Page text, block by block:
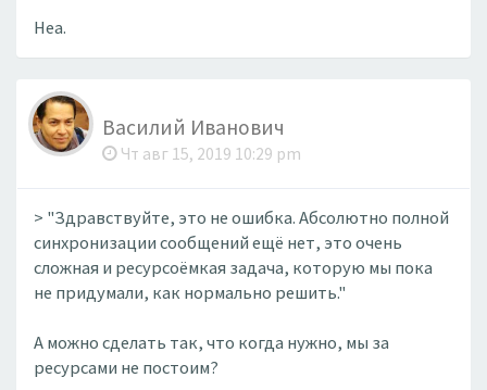
Неа.
Василий Иванович
Чт авг 15, 2019 10:29 pm
> "Здравствуйте, это не ошибка. Абсолютно полной
синхронизации сообщений ещё нет, это очень
сложная и ресурсоёмкая задача, которую мы пока
не придумали, как нормально решить."
А можно сделать так, что когда нужно, мы за
ресурсами не постоим?